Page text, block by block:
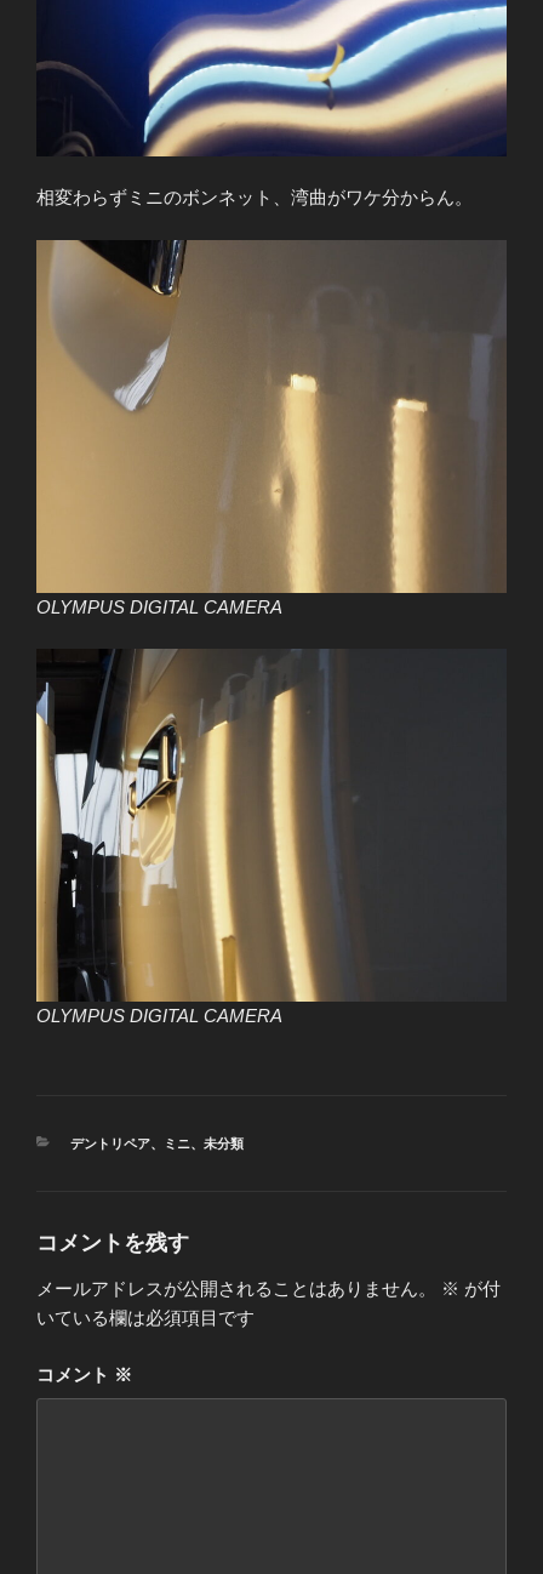
相変わらずミニのボンネット、湾曲がワケ分からん。
OLYMPUS DIGITAL CAMERA
OLYMPUS DIGITAL CAMERA
カ
デントリペア、 ミニ、 未分類
コメントを残す
メールアドレスが公開されることはありません。 ※ が付
いている欄は必須項目です
コメント ※